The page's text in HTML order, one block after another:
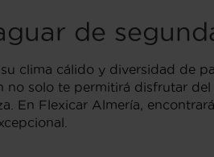
de
clima cálido y diversidad de
no solo te permitirá disfrutar
En Flexicar Almería,